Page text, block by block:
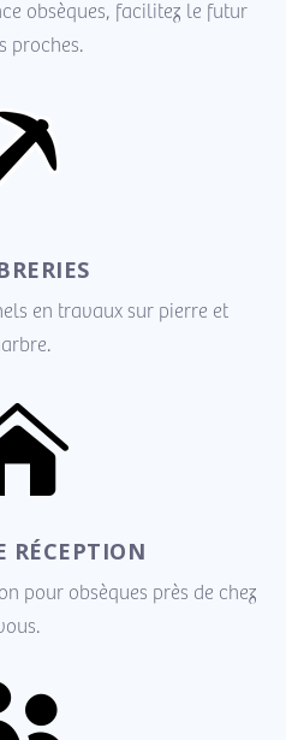
obsèques, facilitez le futur
proches.
en travaux sur pierre et
RÉCEPTION
pour obsèques près de chez